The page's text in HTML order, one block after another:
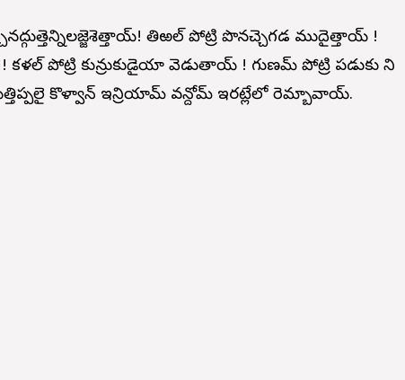
తిఱల్ పోట్రి పొనచ్చెగడ ముదైత్తాయ్ !
కళల్ పోట్రి కున్రుకుడైయా వెడుతాయ్ ! గుణమ్ పోట్రి పడుకు ని
కొళ్వాన్ ఇన్రియామ్ వన్దోమ్ ఇరట్లేలో రెమ్బావాయ్.